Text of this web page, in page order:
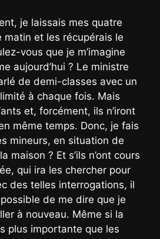
je laissais mes quatre
matin et les récupérais le
vous que je m’imagine
aujourd’hui ? Le ministre
de demi-classes avec un
à chaque fois. Mais
et, forcément, ils n’iront
même temps. Donc, je fais
mineurs, en situation de
maison ? Et s’ils n’ont cours
qui ira les chercher pour
des telles interrogations, il
de me dire que je
à nouveau. Même si la
plus importante que les